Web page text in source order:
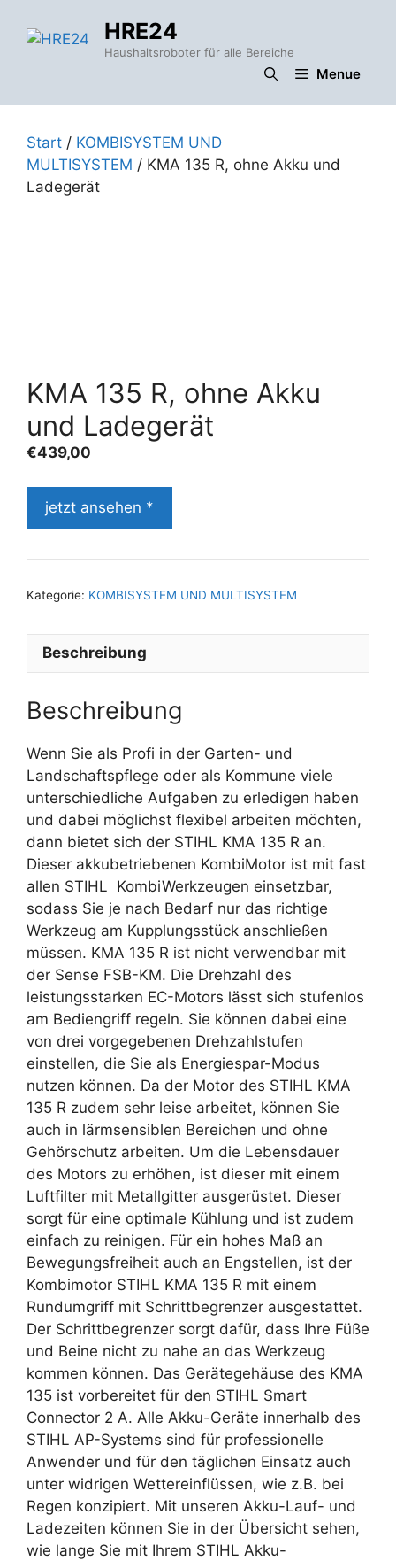
Inhalt
HRE24
Haushaltsroboter für alle Bereiche
Menue
Start / KOMBISYSTEM UND
MULTISYSTEM / KMA 135 R, ohne Akku und
Ladegerät
KMA 135 R, ohne Akku
und Ladegerät
€439,00
jetzt ansehen *
Kategorie: KOMBISYSTEM UND MULTISYSTEM
Beschreibung
Beschreibung
Wenn Sie als Profi in der Garten- und
Landschaftspflege oder als Kommune viele
unterschiedliche Aufgaben zu erledigen haben
und dabei möglichst flexibel arbeiten möchten,
dann bietet sich der STIHL KMA 135 R an.
Dieser akkubetriebenen KombiMotor ist mit fast
allen STIHL KombiWerkzeugen einsetzbar,
sodass Sie je nach Bedarf nur das richtige
Werkzeug am Kupplungsstück anschließen
müssen. KMA 135 R ist nicht verwendbar mit
der Sense FSB-KM. Die Drehzahl des
leistungsstarken EC-Motors lässt sich stufenlos
am Bediengriff regeln. Sie können dabei eine
von drei vorgegebenen Drehzahlstufen
einstellen, die Sie als Energiespar-Modus
nutzen können. Da der Motor des STIHL KMA
135 R zudem sehr leise arbeitet, können Sie
auch in lärmsensiblen Bereichen und ohne
Gehörschutz arbeiten. Um die Lebensdauer
des Motors zu erhöhen, ist dieser mit einem
Luftfilter mit Metallgitter ausgerüstet. Dieser
sorgt für eine optimale Kühlung und ist zudem
einfach zu reinigen. Für ein hohes Maß an
Bewegungsfreiheit auch an Engstellen, ist der
Kombimotor STIHL KMA 135 R mit einem
Rundumgriff mit Schrittbegrenzer ausgestattet.
Der Schrittbegrenzer sorgt dafür, dass Ihre Füße
und Beine nicht zu nahe an das Werkzeug
kommen können. Das Gerätegehäuse des KMA
135 ist vorbereitet für den STIHL Smart
Connector 2 A. Alle Akku-Geräte innerhalb des
STIHL AP-Systems sind für professionelle
Anwender und für den täglichen Einsatz auch
unter widrigen Wettereinflüssen, wie z.B. bei
Regen konzipiert. Mit unseren Akku-Lauf- und
Ladezeiten können Sie in der Übersicht sehen,
wie lange Sie mit Ihrem STIHL Akku-